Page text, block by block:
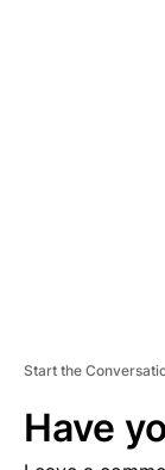
Start the
Have